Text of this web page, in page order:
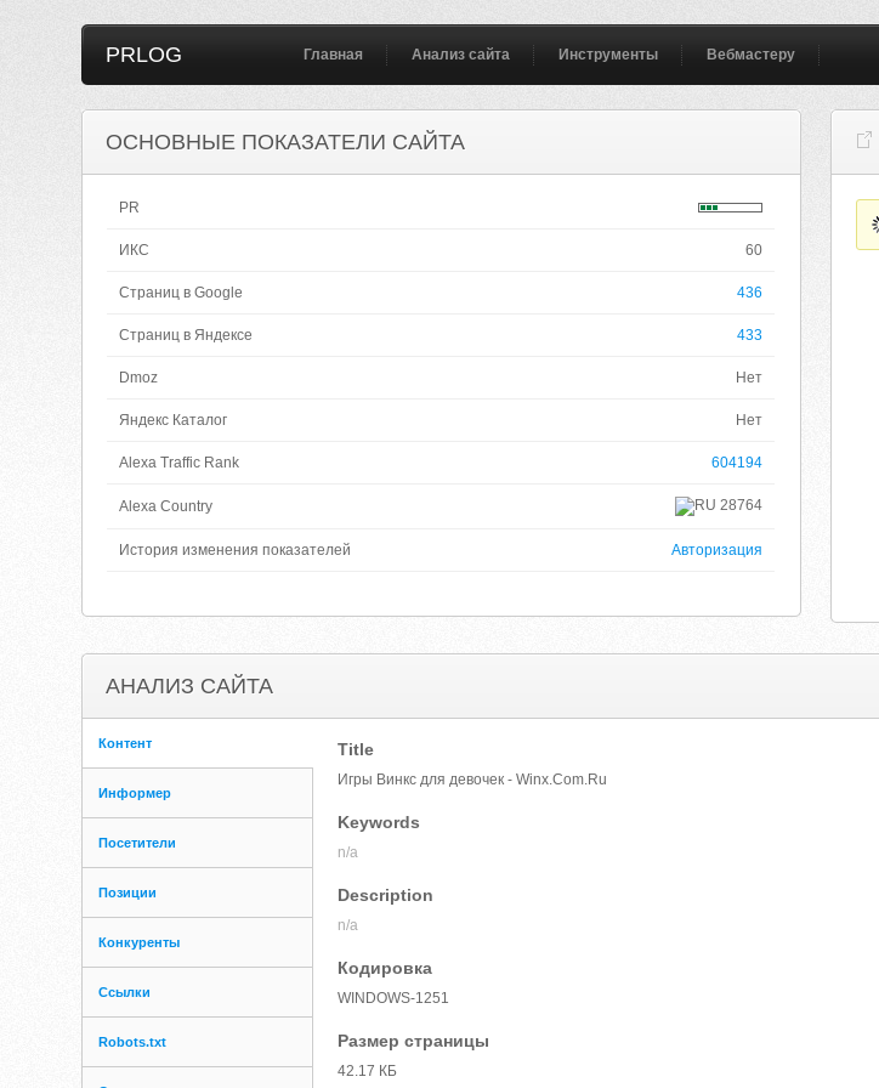
PRLOG Главная Анализ сайта Инструменты Вебмастеру
ОСНОВНЫЕ ПОКАЗАТЕЛИ САЙТА
PR
ИКС 60
Страниц в Google 436
Страниц в Яндексе 433
Dmoz Нет
Яндекс Каталог Нет
Alexa Traffic Rank 604194
Alexa Country 28764
История изменения показателей Авторизация
АНАЛИЗ САЙТА
Контент
Информер
Посетители
Позиции
Конкуренты
Ссылки
Robots.txt
Title
Игры Винкс для девочек - Winx.Com.Ru
Keywords
n/a
Description
n/a
Кодировка
WINDOWS-1251
Размер страницы
42.17 КБ